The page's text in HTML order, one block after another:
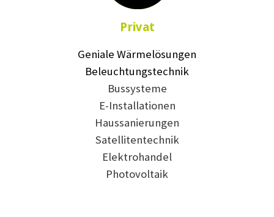
Privat
Geniale Wärmelösungen
Beleuchtungstechnik
Bussysteme
E-Installationen
Haussanierungen
Satellitentechnik
Elektrohandel
Photovoltaik